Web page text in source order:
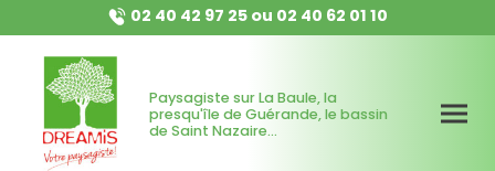
02 40 42 97 25ou 02 40 62 01 10
Paysagiste sur La Baule, la
presqu'île de Guérande, le bassin
de Saint Nazaire...